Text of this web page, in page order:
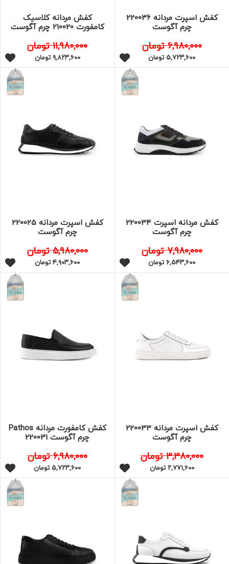
کفش اسپرت مردانه 220036
چرم آگوست
۶,۹۸۰,۰۰۰تومان
۵,۷۲۳,۶۰۰تومان
کفش مردانه کلاسیک
کامفورت 210020 چرم آگوست
۱۱,۹۸۰,۰۰۰تومان
۹,۸۲۳,۶۰۰ تومان
کفش مردانه اسپرت 220034
چرم آگوست
۷,۹۸۰,۰۰۰تومان
۶,۵۴۳,۶۰۰تومان
کفش اسپرت مردانه 220025
چرم آگوست
۵,۹۸۰,۰۰۰تومان
۴,۹۰۳,۶۰۰تومان
کفش اسپرت مردانه 220033
چرم آگوست
۳,۳۸۰,۰۰۰تومان
۲,۷۷۱,۶۰۰ تومان
کفش کامفورت مردانه Pathos
چرم آگوست 220031
۶,۹۸۰,۰۰۰تومان
۵,۷۲۳,۶۰۰تومان